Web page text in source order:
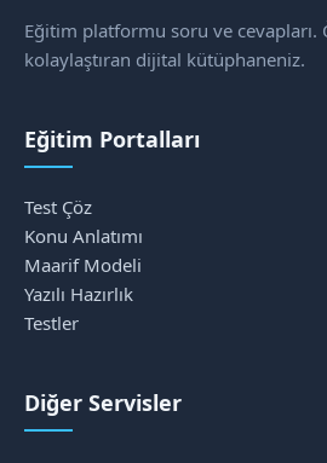
Eğitim platformu soru ve cevapları.
kolaylaştıran dijital kütüphaneniz.
Eğitim Portalları
Test Çöz
Konu Anlatımı
Maarif Modeli
Yazılı Hazırlık
Testler
Diğer Servisler